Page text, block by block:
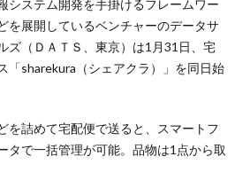
ステム開発を手掛けるフレームワー
を展開しているベンチャーのデータサ
ズ（ＤＡＴＳ、東京）は1月31日、宅
「sharekura（シェアクラ）」を同日始
詰めて宅配便で送ると、スマートフ
タで一括管理が可能。品物は1点から取